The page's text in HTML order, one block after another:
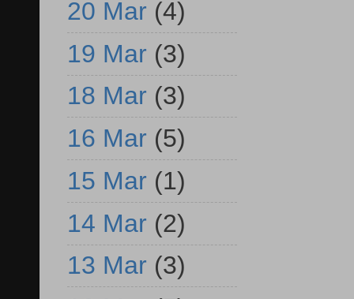
20 Mar (4)
19 Mar (3)
18 Mar (3)
16 Mar (5)
15 Mar (1)
14 Mar (2)
13 Mar (3)